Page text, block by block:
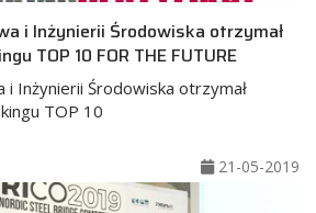
i Inżynierii Środowiska otrzymał
TOP 10 FOR THE FUTURE
i Inżynierii Środowiska otrzymał
TOP 10
21-05-2019